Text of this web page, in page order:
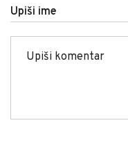
Upiši ime